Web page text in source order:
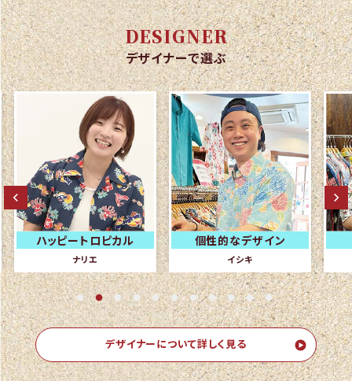
DESIGNER
デザイナーで選ぶ
ハッピートロピカル
ナリエ
個性的なデザイン
イシキ
デザイナーについて詳しく見る